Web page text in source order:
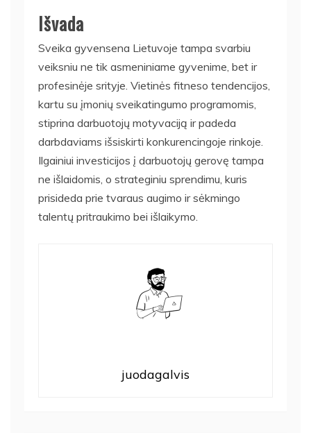
Išvada
Sveika gyvensena Lietuvoje tampa svarbiu
veiksniu ne tik asmeniniame gyvenime, bet ir
profesinėje srityje. Vietinės fitneso tendencijos,
kartu su įmonių sveikatingumo programomis,
stiprina darbuotojų motyvaciją ir padeda
darbdaviams išsiskirti konkurencingoje rinkoje.
Ilgainiui investicijos į darbuotojų gerovę tampa
ne išlaidomis, o strateginiu sprendimu, kuris
prisideda prie tvaraus augimo ir sėkmingo
talentų pritraukimo bei išlaikymo.
juodagalvis